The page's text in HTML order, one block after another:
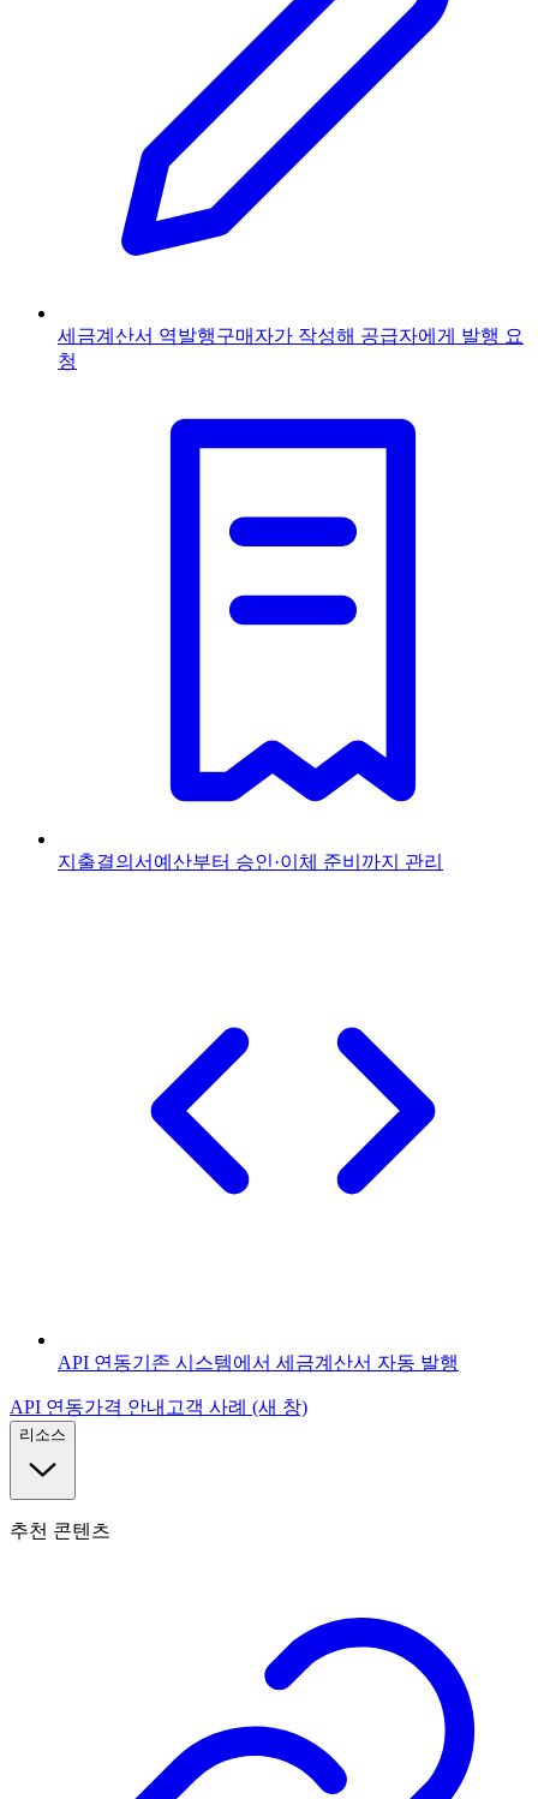
세금계산서 역발행구매자가 작성해 공급자에게 발행 요
청
지출결의서 예산부터 승인·이체 준비까지 관리
API 연동기존 시스템에서 세금계산서 자동 발행
API 연동가격 안내 고객 사례 (새 창)
리소스
추천 콘텐츠